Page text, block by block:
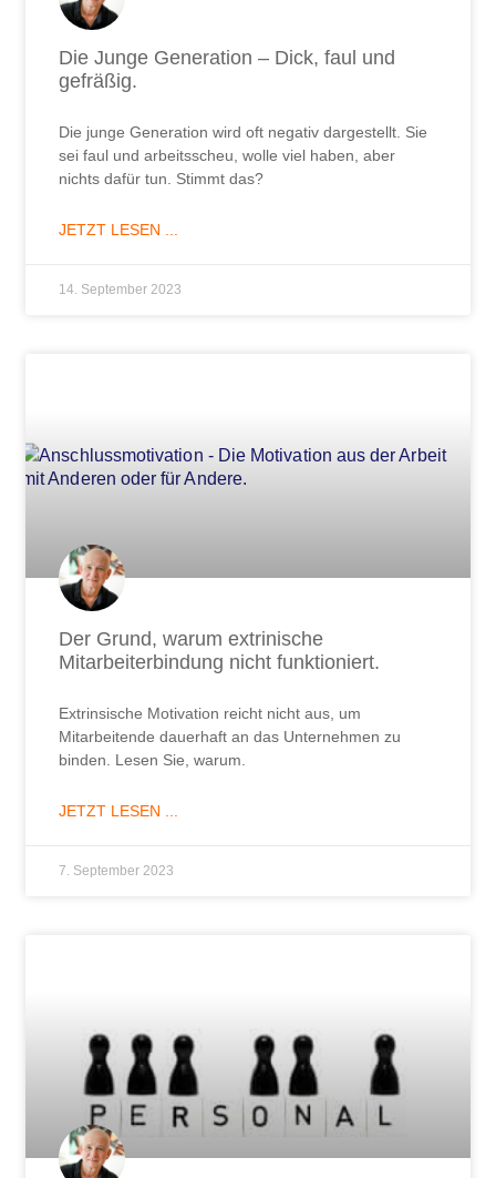
Die Junge Generation – Dick, faul und
gefräßig.
Die junge Generation wird oft negativ dargestellt. Sie
sei faul und arbeitsscheu, wolle viel haben, aber
nichts dafür tun. Stimmt das?
JETZT LESEN ...
14. September 2023
Der Grund, warum extrinische
Mitarbeiterbindung nicht funktioniert.
Extrinsische Motivation reicht nicht aus, um
Mitarbeitende dauerhaft an das Unternehmen zu
binden. Lesen Sie, warum.
JETZT LESEN ...
7. September 2023